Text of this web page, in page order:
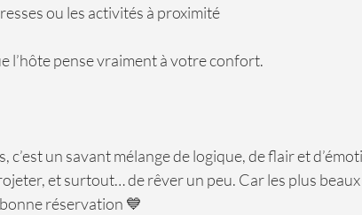
ou les activités à proximité
l’hôte pense vraiment à votre confort.
c’est un savant mélange de logique, de flair et
et surtout… de rêver un peu. Car les plus
réservation 💙